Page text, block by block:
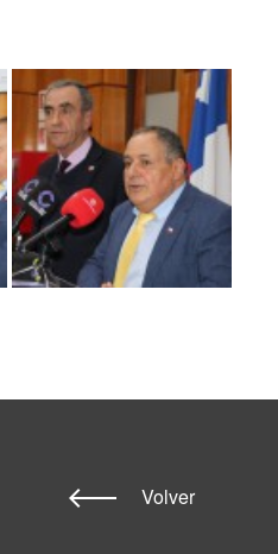
Volver